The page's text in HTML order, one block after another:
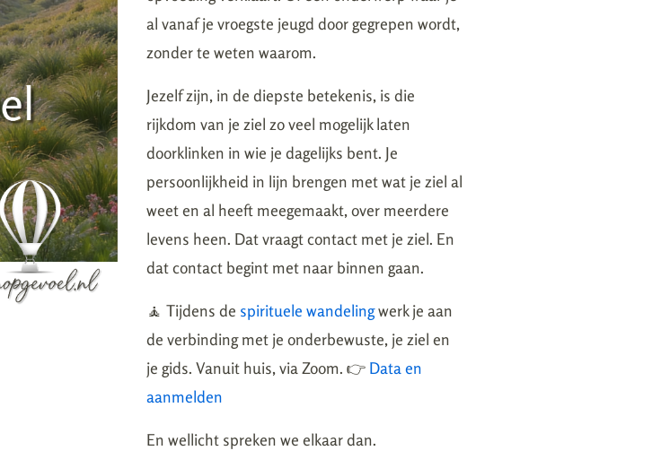
al vanaf je vroegste jeugd door gegrepen wordt,
zonder te weten waarom.
Jezelf zijn, in de diepste betekenis, is die
rijkdom van je ziel zo veel mogelijk laten
doorklinken in wie je dagelijks bent. Je
persoonlijkheid in lijn brengen met wat je ziel al
weet en al heeft meegemaakt, over meerdere
levens heen. Dat vraagt contact met je ziel. En
dat contact begint met naar binnen gaan.
🧘 Tijdens de spirituele wandelingwerk je aan
de verbinding met je onderbewuste, je ziel en
je gids. Vanuit huis, via Zoom. 👉 Data en
aanmelden
En wellicht spreken we elkaar dan.